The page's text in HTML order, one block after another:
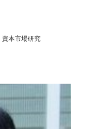
資本市場研究